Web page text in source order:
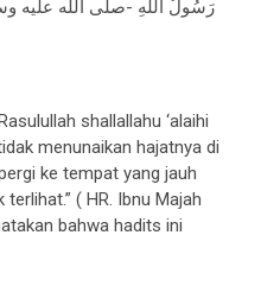
رَسُولُ اللَّهِ -صلى الله عليه
shallallahu ‘alaihi
menunaikan hajatnya di
ke tempat yang jauh
( HR. Ibnu Majah
bahwa hadits ini